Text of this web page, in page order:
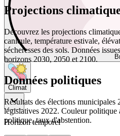
Climat
Horizon temporel
Projections
Découvrez les projections
canicule, température estivale,
sécheresses des sols. Données
horizons 2030, 2050 et 2100.
Données politiques
Résultats des élections municipales
législatives 2022. Couleur politique
politique, taux d'abstention.